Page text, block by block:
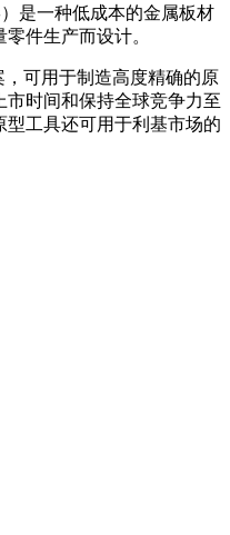
是一种低成本的金属板材
件生产而设计。
可用于制造高度精确的原
时间和保持全球竞争力至
工具还可用于利基市场的